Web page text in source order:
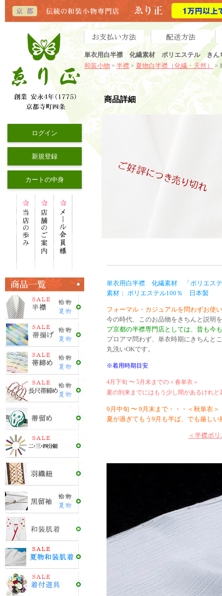
単衣用白半襟 化繊素材 ポリエステル きん
和装小物 > 半襟 > 夏物白半襟（化繊・天然） >
ログイン
新規登録
カートの中身
商品詳細
単衣用白半襟 化繊素材 「ポリエス
素材： ポリエステル100％ 日本製
フォーマル・カジュアルを問わずお使
今の時代、このお品物をきちんと説明
プ京都の半襟専門店としては、昔も今
プロアマ問わず、単衣時期にきちんと
丸洗いOKです。
※着用時期目安
4月下旬 〜 5月末までの＜春単衣＞
夏の到来までにはもう少し間があるけれ
9月中旬 〜 9月末まで・・・＜秋単衣＞
夏が過ぎてもう9月も半ば、でも厳し
＜半襟ポ